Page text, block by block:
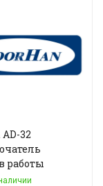
32
работы